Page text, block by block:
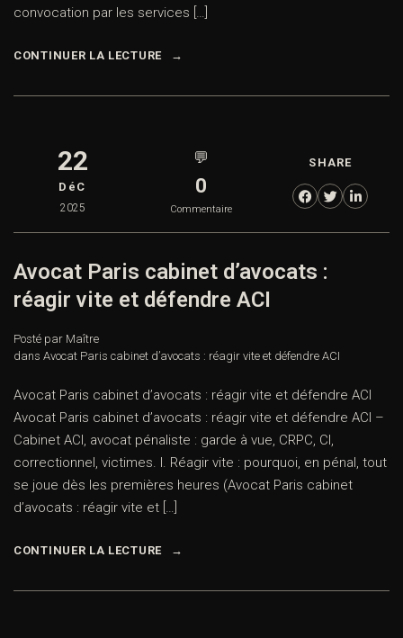
convocation par les services […]
CONTINUER LA LECTURE
22
DéC
2025
💬
0
Commentaire
SHARE
Avocat Paris cabinet d’avocats :
réagir vite et défendre ACI
Posté par Maître
dans Avocat Paris cabinet d’avocats : réagir vite et défendre ACI
Avocat Paris cabinet d’avocats : réagir vite et défendre ACI
Avocat Paris cabinet d’avocats : réagir vite et défendre ACI –
Cabinet ACI, avocat pénaliste : garde à vue, CRPC, CI,
correctionnel, victimes. I. Réagir vite : pourquoi, en pénal, tout
se joue dès les premières heures (Avocat Paris cabinet
d’avocats : réagir vite et […]
CONTINUER LA LECTURE